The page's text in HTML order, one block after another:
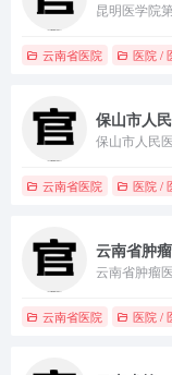
云南省医院 医院 /
保山市人
保山市人民
云南省医院 医院 /
云南省肿
云南省肿瘤
云南省医院 医院 /